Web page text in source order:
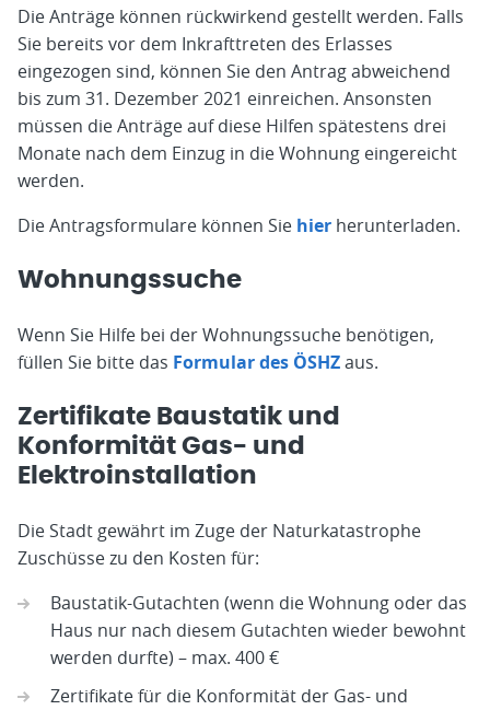
Die Anträge können rückwirkend gestellt werden. Falls
Sie bereits vor dem Inkrafttreten des Erlasses
eingezogen sind, können Sie den Antrag abweichend
bis zum 31. Dezember 2021 einreichen. Ansonsten
müssen die Anträge auf diese Hilfen spätestens drei
Monate nach dem Einzug in die Wohnung eingereicht
werden.
Die Antragsformulare können Sie hier herunterladen.
Wohnungssuche
Wenn Sie Hilfe bei der Wohnungssuche benötigen,
füllen Sie bitte das Formular des ÖSHZaus.
Zertifikate Baustatik und
Konformität Gas- und
Elektroinstallation
Die Stadt gewährt im Zuge der Naturkatastrophe
Zuschüsse zu den Kosten für:
Baustatik-Gutachten (wenn die Wohnung oder das
Haus nur nach diesem Gutachten wieder bewohnt
werden durfte) – max. 400 €
Zertifikate für die Konformität der Gas- und